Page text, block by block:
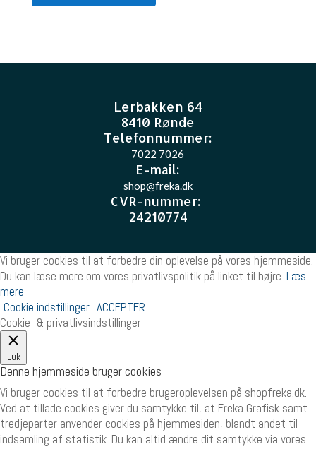
Lerbakken 64
8410 Rønde
Telefonnummer:
7022 7026
E-mail:
shop@freka.dk
CVR-nummer:
24210774
Vi bruger cookies til at forbedre din oplevelse på vores hjemmeside.
Du kan læse mere om vores privatlivspolitik på linket til højre. Læs
mere
Cookie indstillinger ACCEPTER
Cookie- & privatlivsindstillinger
Luk
Denne hjemmeside bruger cookies
Vi bruger cookies til at forbedre brugeroplevelsen på shopfreka.dk.
Ved at tillade cookies giver du samtykke til, at Freka Grafisk samt
tredjeparter anvender cookies på hjemmesiden, blandt andet til
indsamling af statistik. Du kan altid ændre dit samtykke via vores